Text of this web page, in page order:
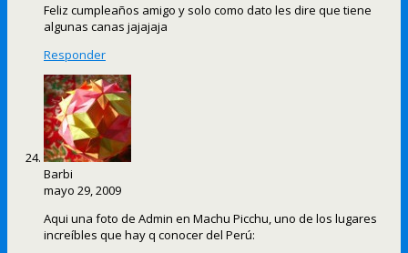
Feliz cumpleaños amigo y solo como dato les dire que tiene
algunas canas jajajaja
Responder
Barbi
mayo 29, 2009
Aqui una foto de Admin en Machu Picchu, uno de los lugares
increíbles que hay q conocer del Perú: